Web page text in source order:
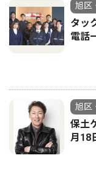
旭区
タッ
電話
旭区
保土
月18